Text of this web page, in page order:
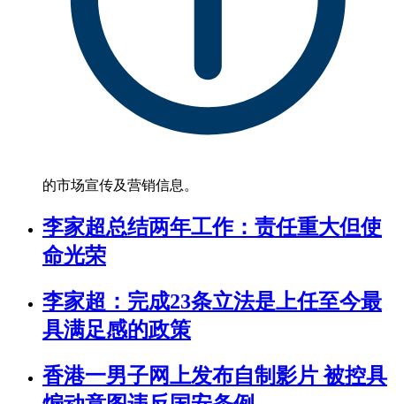
的市场宣传及营销信息。
李家超总结两年工作：责任重大但使
命光荣
李家超：完成23条立法是上任至今最
具满足感的政策
香港一男子网上发布自制影片 被控具